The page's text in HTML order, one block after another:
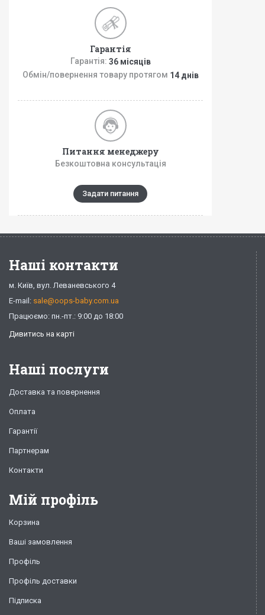
Гарантія
Гарантія: 36 місяців
Обмін/повернення товару протягом 14 днів
Питання менеджеру
Безкоштовна консультація
Задати питання
Наші контакти
м. Київ, вул. Леваневського 4
E-mail: sale@oops-baby.com.ua
Працюємо: пн.-пт.: 9:00 до 18:00
Дивитись на карті
Наші послуги
Доставка та повернення
Оплата
Гарантії
Партнерам
Контакти
Мій профіль
Корзина
Ваші замовлення
Профіль
Профіль доставки
Підписка